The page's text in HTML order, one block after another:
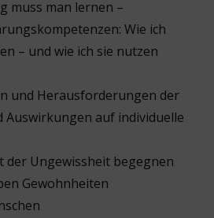
muss man lernen –
Wie ich
– und wie ich sie nutzen
und Herausforderungen der
Auswirkungen auf individuelle
der Ungewissheit begegnen
Gewohnheiten